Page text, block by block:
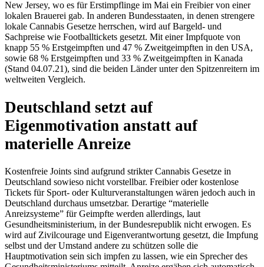
New Jersey, wo es für Erstimpflinge im Mai ein Freibier von einer
lokalen Brauerei gab. In anderen Bundesstaaten, in denen strengere
lokale Cannabis Gesetze herrschen, wird auf Bargeld- und
Sachpreise wie Footballtickets gesetzt. Mit einer Impfquote von
knapp 55 % Erstgeimpften und 47 % Zweitgeimpften in den USA,
sowie 68 % Erstgeimpften und 33 % Zweitgeimpften in Kanada
(Stand 04.07.21), sind die beiden Länder unter den Spitzenreitern im
weltweiten Vergleich.
Deutschland setzt auf
Eigenmotivation anstatt auf
materielle Anreize
Kostenfreie Joints sind aufgrund strikter Cannabis Gesetze in
Deutschland sowieso nicht vorstellbar. Freibier oder kostenlose
Tickets für Sport- oder Kulturveranstaltungen wären jedoch auch in
Deutschland durchaus umsetzbar. Derartige “materielle
Anreizsysteme” für Geimpfte werden allerdings, laut
Gesundheitsministerium, in der Bundesrepublik nicht erwogen. Es
wird auf Zivilcourage und Eigenverantwortung gesetzt, die Impfung
selbst und der Umstand andere zu schützen solle die
Hauptmotivation sein sich impfen zu lassen, wie ein Sprecher des